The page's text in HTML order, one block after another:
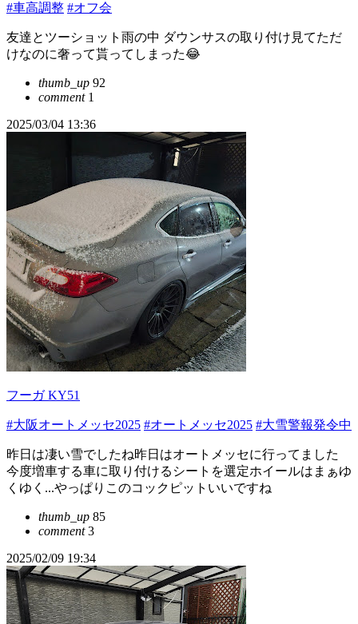
#車高調整 #オフ会
友達とツーショット雨の中 ダウンサスの取り付け見てただ
けなのに奢って貰ってしまった😂
thumb_up 92
comment1
2025/03/04 13:36
フーガ KY51
#大阪オートメッセ2025 #オートメッセ2025 #大雪警報発令中
昨日は凄い雪でしたね昨日はオートメッセに行ってました
今度増車する車に取り付けるシートを選定ホイールはまぁゆ
くゆく...やっぱりこのコックピットいいですね
thumb_up 85
comment3
2025/02/09 19:34